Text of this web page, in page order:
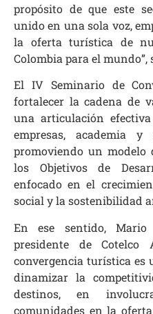
propósito de que este
unido en una sola voz,
la oferta turística de
Colombia para el mundo”,
El IV Seminario de
fortalecer la cadena de
una articulación
empresas, academia y
promoviendo un modelo
los Objetivos de
enfocado en el
social y la sostenibilidad
En ese sentido,
presidente de Cotelco
convergencia turística es
dinamizar la
destinos, en
comunidades en la